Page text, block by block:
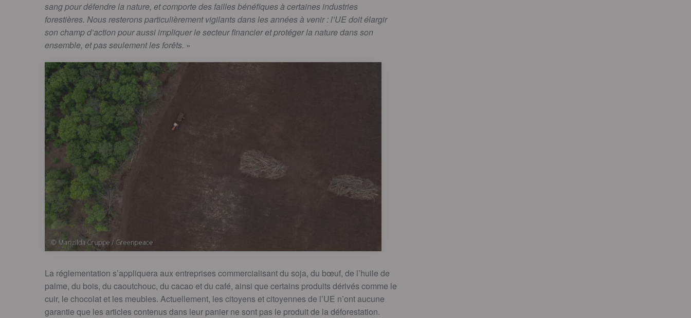
sang pour défendre la nature, et comporte des failles bénéfiques à certaines industries
forestières. Nous resterons particulièrement vigilants dans les années à venir : l’UE doit élargir
son champ d’action pour aussi impliquer le secteur financier et protéger la nature dans son
ensemble, et pas seulement les forêts. »
La réglementation s’appliquera aux entreprises commercialisant du soja, du bœuf, de l’huile de
palme, du bois, du caoutchouc, du cacao et du café, ainsi que certains produits dérivés comme le
cuir, le chocolat et les meubles. Actuellement, les citoyens et citoyennes de l’UE n’ont aucune
garantie que les articles contenus dans leur panier ne sont pas le produit de la déforestation.